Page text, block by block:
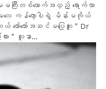
မမကြီးတစ်ယောက်အလှည့် ရောက်လာ
ာ်တော်အဆင်မပြေဘူး " Dr
Z : "ဟုတ်လား အစ်မ... ဖြစ်တာကြာပြီလား " လူနာ...